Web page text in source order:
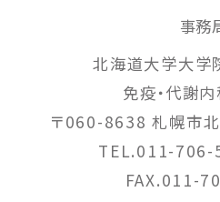
事務
北海道大学大学
免疫・代謝
〒060-8638 札幌市
TEL.011-706-
FAX.011-